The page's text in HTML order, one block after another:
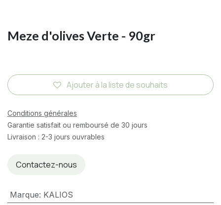
Meze d'olives Verte - 90gr
Ajouter à la liste de souhaits
Conditions générales
Garantie satisfait ou remboursé de 30 jours
Livraison : 2-3 jours ouvrables
Contactez-nous
Marque: KALIOS